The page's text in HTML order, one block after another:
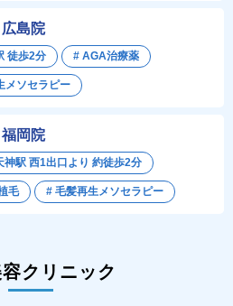
岡院
駅 西1出口より 約徒歩2分
毛 # 毛髪再生メソセラピー
島院
徒歩2分 # AGA治療薬
メソセラピー
クリニック